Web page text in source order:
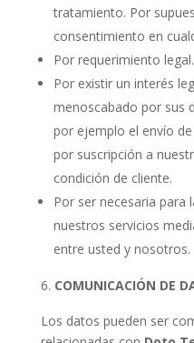
tratamiento. Por
consentimiento en
Por requerimiento legal.
Por existir un interés
menoscabado por sus
por ejemplo el envío
por suscripción a
condición de cliente.
Por ser necesaria para
nuestros servicios
entre usted y nosotros.
COMUNICACIÓN DE
Los datos pueden ser